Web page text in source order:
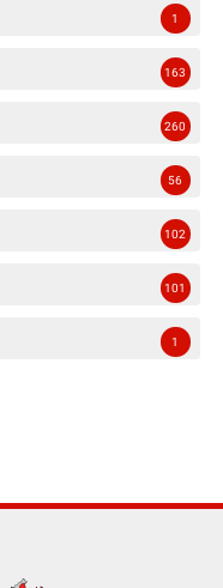
1
163
260
56
102
101
1